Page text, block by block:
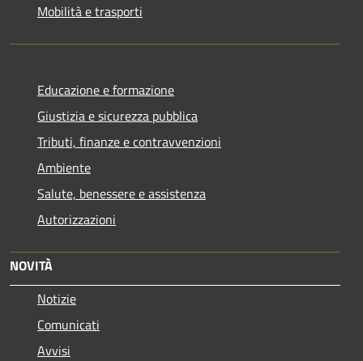
Mobilità e trasporti
Educazione e formazione
Giustizia e sicurezza pubblica
Tributi, finanze e contravvenzioni
Ambiente
Salute, benessere e assistenza
Autorizzazioni
NOVITÀ
Notizie
Comunicati
Avvisi